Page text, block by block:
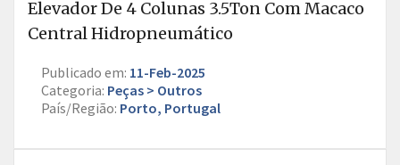
Elevador De 4 Colunas 3.5Ton Com Macaco
Central Hidropneumático
Publicado em: 11-Feb-2025
Categoria: Peças > Outros
País/Região: Porto, Portugal